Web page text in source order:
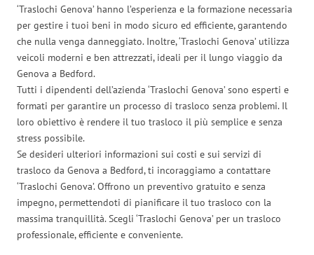
‘Traslochi Genova’ hanno l’esperienza e la formazione necessaria
per gestire i tuoi beni in modo sicuro ed efficiente, garantendo
che nulla venga danneggiato. Inoltre, ‘Traslochi Genova’ utilizza
veicoli moderni e ben attrezzati, ideali per il lungo viaggio da
Genova a Bedford.
Tutti i dipendenti dell’azienda ‘Traslochi Genova’ sono esperti e
formati per garantire un processo di trasloco senza problemi. Il
loro obiettivo è rendere il tuo trasloco il più semplice e senza
stress possibile.
Se desideri ulteriori informazioni sui costi e sui servizi di
trasloco da Genova a Bedford, ti incoraggiamo a contattare
‘Traslochi Genova’. Offrono un preventivo gratuito e senza
impegno, permettendoti di pianificare il tuo trasloco con la
massima tranquillità. Scegli ‘Traslochi Genova’ per un trasloco
professionale, efficiente e conveniente.